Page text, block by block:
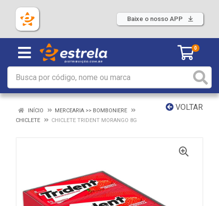
Baixe o nosso APP
0
VOLTAR
INÍCIO
MERCEARIA >> BOMBONIERE
CHICLETE
CHICLETE TRIDENT MORANGO 8G